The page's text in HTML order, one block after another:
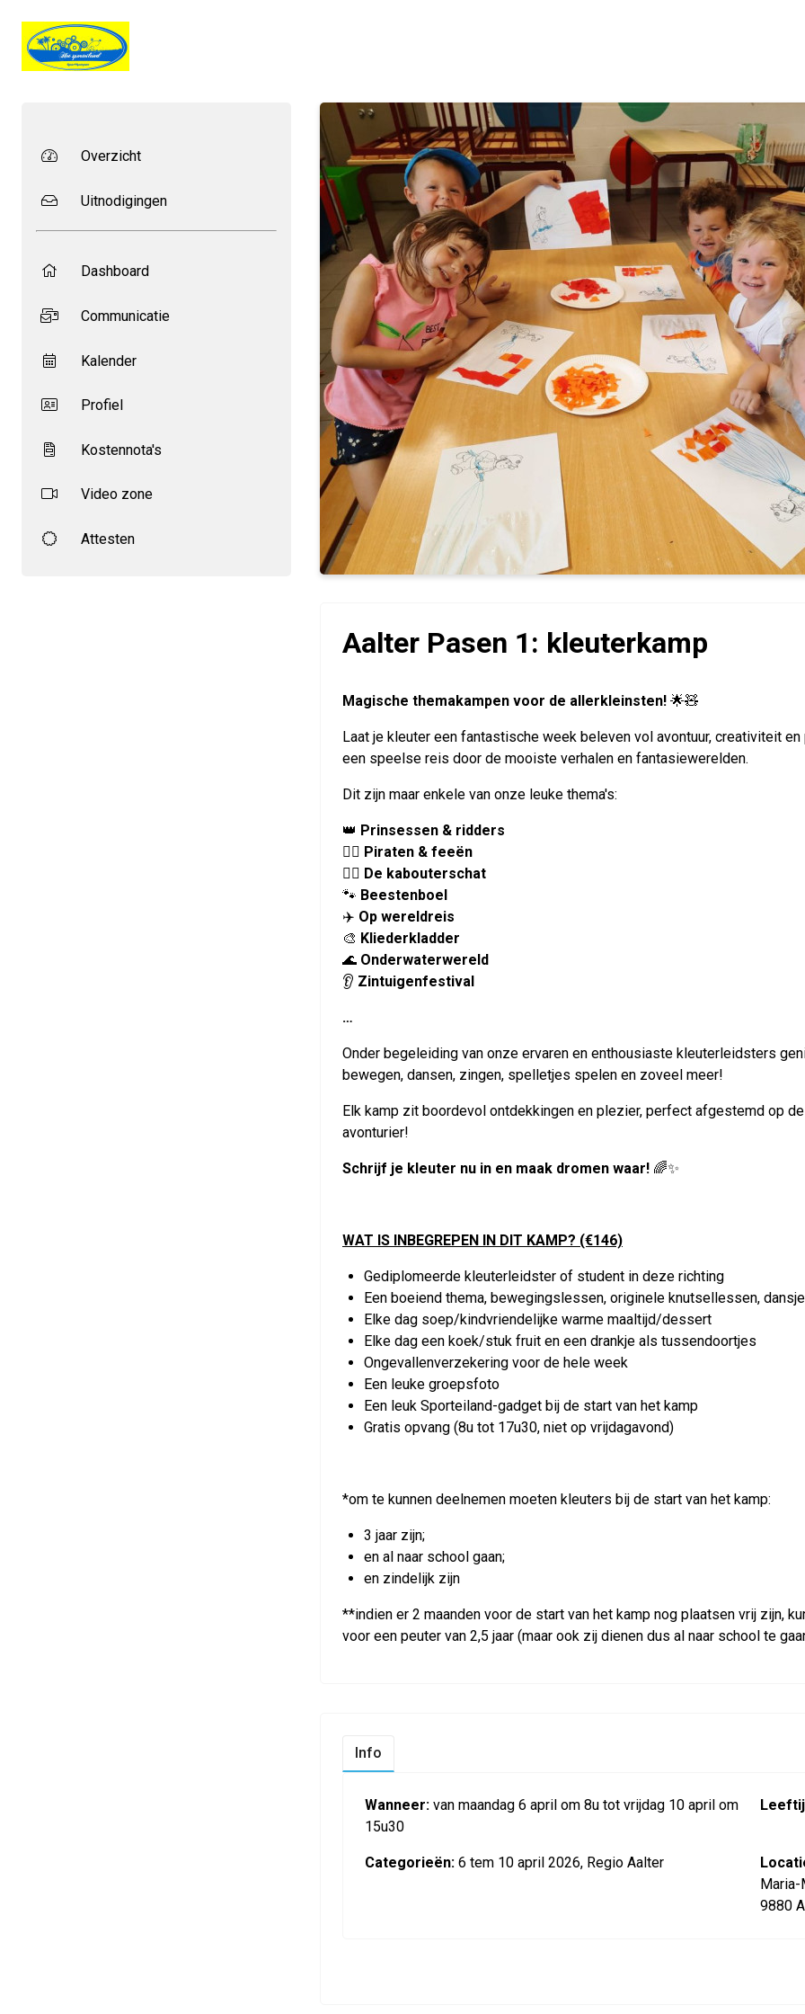
Overzicht
Uitnodigingen
Dashboard
Communicatie
Kalender
Profiel
Kostennota's
Video zone
Attesten
Aalter Pasen 1: kleuterkamp
Magische themakampen voor de allerkleinsten! 🌟🧸
Laat je kleuter een fantastische week beleven vol avontuur, creativiteit
een speelse reis door de mooiste verhalen en fantasiewerelden.
Dit zijn maar enkele van onze leuke thema's:
👑 Prinsessen & ridders
🏴‍☠️ Piraten & feeën
🧙‍♀️ De kabouterschat
🐾 Beestenboel
✈️ Op wereldreis
🎨 Kliederkladder
🌊 Onderwaterwereld
👂 Zintuigenfestival
…
Onder begeleiding van onze ervaren en enthousiaste kleuterleidsters
bewegen, dansen, zingen, spelletjes spelen en zoveel meer!
Elk kamp zit boordevol ontdekkingen en plezier, perfect afgestemd op
avonturier!
Schrijf je kleuter nu in en maak dromen waar! 🌈✨
WAT IS INBEGREPEN IN DIT KAMP? (€146)
Gediplomeerde kleuterleidster of student in deze richting
Een boeiend thema, bewegingslessen, originele knutsellessen,
Elke dag soep/kindvriendelijke warme maaltijd/dessert
Elke dag een koek/stuk fruit en een drankje als tussendoortjes
Ongevallenverzekering voor de hele week
Een leuke groepsfoto
Een leuk Sporteiland-gadget bij de start van het kamp
Gratis opvang (8u tot 17u30, niet op vrijdagavond)
*om te kunnen deelnemen moeten kleuters bij de start van het kamp:
3 jaar zijn;
en al naar school gaan;
en zindelijk zijn
**indien er 2 maanden voor de start van het kamp nog plaatsen vrij zijn,
voor een peuter van 2,5 jaar (maar ook zij dienen dus al naar school te
Info
Wanneer: van maandag 6 april om 8u tot vrijdag 10 april om
15u30
Categorieën: 6 tem 10 april 2026, Regio Aalter
Maria-
9880